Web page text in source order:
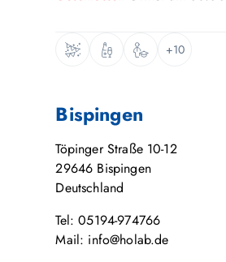
+10
Bispingen
Töpinger Straße 10-12
29646 Bispingen
Deutschland
Tel: 05194-974766
Mail: info@holab.de